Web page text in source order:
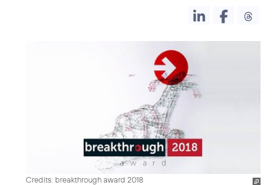
Credits: breakthrough award 2018